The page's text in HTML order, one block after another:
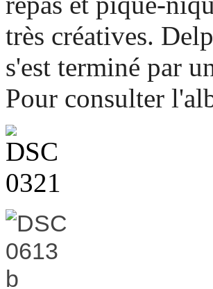
très créatives.
s'est terminé par
Pour consulter